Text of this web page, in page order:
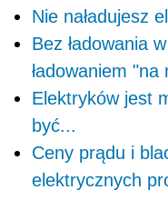
Nie naładujesz
Bez ładowania
ładowaniem "na
Elektryków jest
być...
Ceny prądu i
elektrycznych